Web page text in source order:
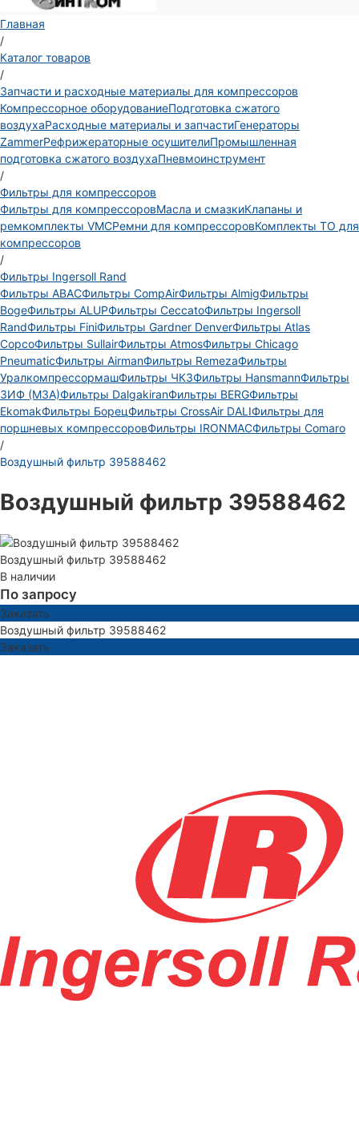
Главная
/
Каталог товаров
/
Запчасти и расходные материалы для компрессоров
Компрессорное оборудованиеПодготовка сжатого
воздухаРасходные материалы и запчастиГенераторы
ZammerРефрижераторные осушителиПромышленная
подготовка сжатого воздухаПневмоинструмент
/
Фильтры для компрессоров
Фильтры для компрессоровМасла и смазкиКлапаны и
ремкомплекты VMCРемни для компрессоровКомплекты ТО для
компрессоров
/
Фильтры Ingersoll Rand
Фильтры ABACФильтры CompAirФильтры AlmigФильтры
BogeФильтры ALUPФильтры CeccatoФильтры Ingersoll
RandФильтры FiniФильтры Gardner DenverФильтры Atlas
CopcoФильтры SullairФильтры AtmosФильтры Chicago
PneumaticФильтры AirmanФильтры RemezaФильтры
УралкомпрессормашФильтры ЧКЗФильтры HansmannФильтры
ЗИФ (МЗА)Фильтры DalgakiranФильтры BERGФильтры
EkomakФильтры БорецФильтры CrossAir DALIФильтры для
поршневых компрессоровФильтры IRONMACФильтры Comaro
/
Воздушный фильтр 39588462
Воздушный фильтр 39588462
Воздушный фильтр 39588462
В наличии
По запросу
Заказать
Воздушный фильтр 39588462
Заказать